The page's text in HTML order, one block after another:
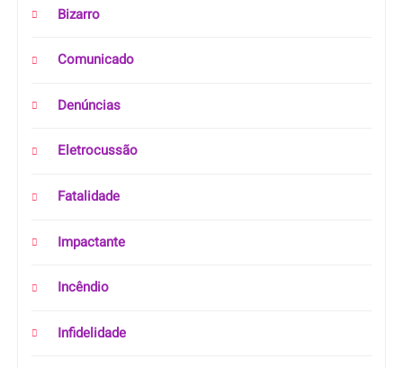
Bizarro
Comunicado
Denúncias
Eletrocussão
Fatalidade
Impactante
Incêndio
Infidelidade